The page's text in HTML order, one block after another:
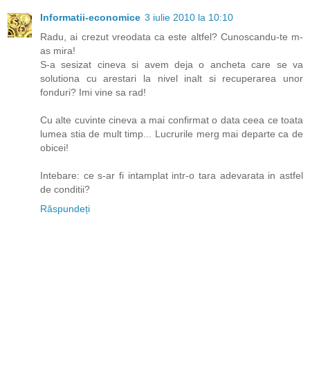
Informatii-economice 3 iulie 2010 la 10:10
Radu, ai crezut vreodata ca este altfel? Cunoscandu-te m-
as mira!
S-a sesizat cineva si avem deja o ancheta care se va
solutiona cu arestari la nivel inalt si recuperarea unor
fonduri? Imi vine sa rad!
Cu alte cuvinte cineva a mai confirmat o data ceea ce toata
lumea stia de mult timp... Lucrurile merg mai departe ca de
obicei!
Intebare: ce s-ar fi intamplat intr-o tara adevarata in astfel
de conditii?
Răspundeți